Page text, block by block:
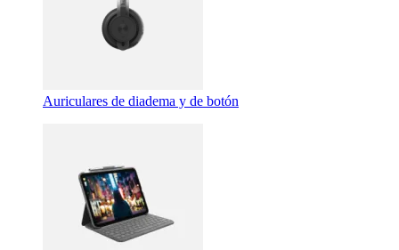
Auriculares de diadema y de botón